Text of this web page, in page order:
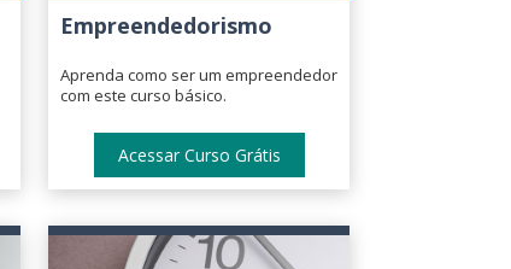
Empreendedorismo
Aprenda como ser um empreendedor
com este curso básico.
Acessar Curso Grátis